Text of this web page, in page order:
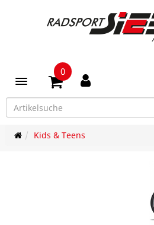
Toggle navigation
0
Kids & Teens